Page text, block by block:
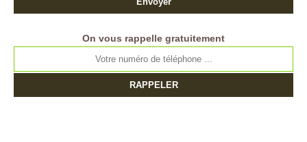
On vous rappelle gratuitement